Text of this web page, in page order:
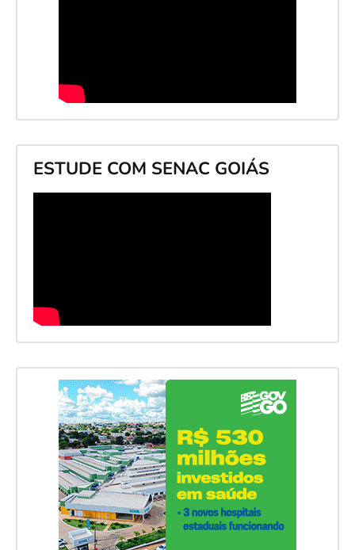
ESTUDE COM SENAC GOIÁS